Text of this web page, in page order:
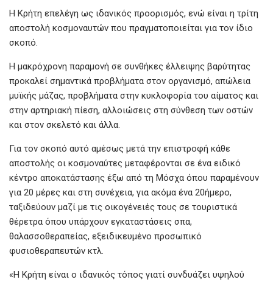
Η Κρήτη επελέγη ως ιδανικός προορισμός, ενώ είναι η τρίτη
αποστολή κοσμοναυτών που πραγματοποιείται για τον ίδιο
σκοπό.
Η μακρόχρονη παραμονή σε συνθήκες έλλειψης βαρύτητας
προκαλεί σημαντικά προβλήματα στον οργανισμό, απώλεια
μυϊκής μάζας, προβλήματα στην κυκλοφορία του αίματος και
στην αρτηριακή πίεση, αλλοιώσεις στη σύνθεση των οστών
και στον σκελετό και άλλα.
Για τον σκοπό αυτό αμέσως μετά την επιστροφή κάθε
αποστολής οι κοσμοναύτες μεταφέρονται σε ένα ειδικό
κέντρο αποκατάστασης έξω από τη Μόσχα όπου παραμένουν
για 20 μέρες και στη συνέχεια, για ακόμα ένα 20ήμερο,
ταξιδεύουν μαζί με τις οικογένειές τους σε τουριστικά
θέρετρα όπου υπάρχουν εγκαταστάσεις σπα,
θαλασσοθεραπείας, εξειδικευμένο προσωπικό
φυσιοθεραπευτών κτλ.
«Η Κρήτη είναι ο ιδανικός τόπος γιατί συνδυάζει υψηλού